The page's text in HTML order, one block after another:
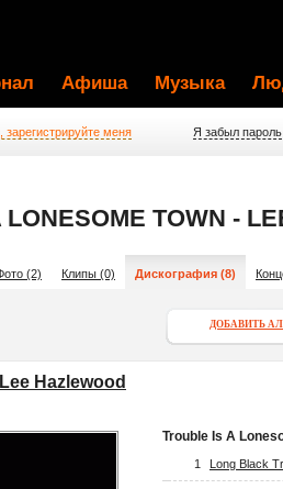
Афиша Музыка
зарегистрируйте меня Я забыл пароль
TOWN -
(2) Клипы (0) Дискография (8)
ДОБАВИТЬ
Hazlewood
Trouble Is A
1 Long Black